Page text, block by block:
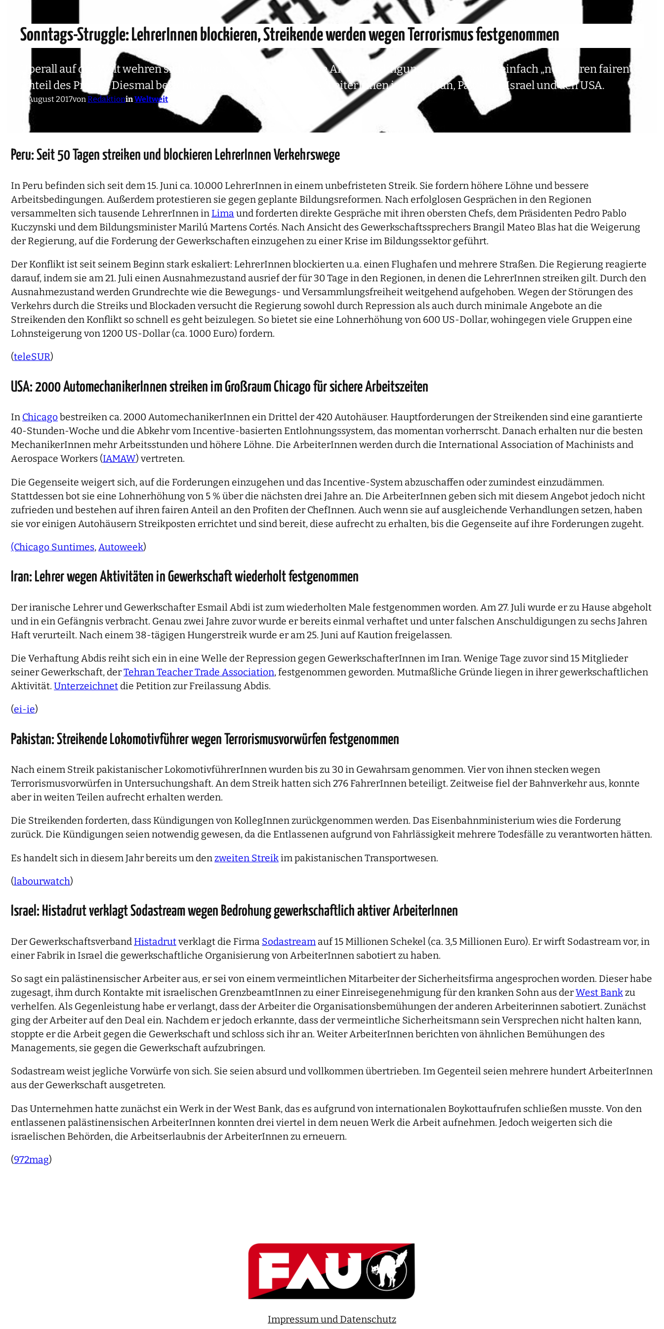
Sonntags-Struggle: LehrerInnen blockieren, Streikende werden wegen Terrorismus festgenommen
Überall auf der Welt wehren sich ArbeiterInnen gegen miese Arbeitsbedingungen oder wollen einfach „nur“ ihren fairen
Anteil des Profits. Diesmal berichten wir von kämpfenden ArbeiterInnen in Peru, Iran, Pakistan, Israel und den USA.
6. August 2017vonRedaktioninWeltweit
Peru: Seit 50 Tagen streiken und blockieren LehrerInnen Verkehrswege
In Peru befinden sich seit dem 15. Juni ca. 10.000 LehrerInnen in einem unbefristeten Streik. Sie fordern höhere Löhne und bessere
Arbeitsbedingungen. Außerdem protestieren sie gegen geplante Bildungsreformen. Nach erfolglosen Gesprächen in den Regionen
versammelten sich tausende LehrerInnen in Limaund forderten direkte Gespräche mit ihren obersten Chefs, dem Präsidenten Pedro Pablo
Kuczynski und dem Bildungsminister Marilú Martens Cortés. Nach Ansicht des Gewerkschaftssprechers Brangil Mateo Blas hat die Weigerung
der Regierung, auf die Forderung der Gewerkschaften einzugehen zu einer Krise im Bildungssektor geführt.
Der Konflikt ist seit seinem Beginn stark eskaliert: LehrerInnen blockierten u.a. einen Flughafen und mehrere Straßen. Die Regierung reagierte
darauf, indem sie am 21. Juli einen Ausnahmezustand ausrief der für 30 Tage in den Regionen, in denen die LehrerInnen streiken gilt. Durch den
Ausnahmezustand werden Grundrechte wie die Bewegungs- und Versammlungsfreiheit weitgehend aufgehoben. Wegen der Störungen des
Verkehrs durch die Streiks und Blockaden versucht die Regierung sowohl durch Repression als auch durch minimale Angebote an die
Streikenden den Konflikt so schnell es geht beizulegen. So bietet sie eine Lohnerhöhung von 600 US-Dollar, wohingegen viele Gruppen eine
Lohnsteigerung von 1200 US-Dollar (ca. 1000 Euro) fordern.
(teleSUR)
USA: 2000 AutomechanikerInnen streiken im Großraum Chicago für sichere Arbeitszeiten
In Chicagobestreiken ca. 2000 AutomechanikerInnen ein Drittel der 420 Autohäuser. Hauptforderungen der Streikenden sind eine garantierte
40-Stunden-Woche und die Abkehr vom Incentive-basierten Entlohnungssystem, das momentan vorherrscht. Danach erhalten nur die besten
MechanikerInnen mehr Arbeitsstunden und höhere Löhne. Die ArbeiterInnen werden durch die International Association of Machinists and
Aerospace Workers (IAMAW) vertreten.
Die Gegenseite weigert sich, auf die Forderungen einzugehen und das Incentive-System abzuschaffen oder zumindest einzudämmen.
Stattdessen bot sie eine Lohnerhöhung von 5 % über die nächsten drei Jahre an. Die ArbeiterInnen geben sich mit diesem Angebot jedoch nicht
zufrieden und bestehen auf ihren fairen Anteil an den Profiten der ChefInnen. Auch wenn sie auf ausgleichende Verhandlungen setzen, haben
sie vor einigen Autohäusern Streikposten errichtet und sind bereit, diese aufrecht zu erhalten, bis die Gegenseite auf ihre Forderungen zugeht.
(Chicago Suntimes,Autoweek)
Iran: Lehrer wegen Aktivitäten in Gewerkschaft wiederholt festgenommen
Der iranische Lehrer und Gewerkschafter Esmail Abdi ist zum wiederholten Male festgenommen worden. Am 27. Juli wurde er zu Hause abgeholt
und in ein Gefängnis verbracht. Genau zwei Jahre zuvor wurde er bereits einmal verhaftet und unter falschen Anschuldigungen zu sechs Jahren
Haft verurteilt. Nach einem 38-tägigen Hungerstreik wurde er am 25. Juni auf Kaution freigelassen.
Die Verhaftung Abdis reiht sich ein in eine Welle der Repression gegen GewerkschafterInnen im Iran. Wenige Tage zuvor sind 15 Mitglieder
seiner Gewerkschaft, derTehran Teacher Trade Association, festgenommen geworden. Mutmaßliche Gründe liegen in ihrer gewerkschaftlichen
Aktivität.Unterzeichnet die Petition zur Freilassung Abdis.
(ei-ie)
Pakistan: Streikende Lokomotivführer wegen Terrorismusvorwürfen festgenommen
Nach einem Streik pakistanischer LokomotivführerInnen wurden bis zu 30 in Gewahrsam genommen. Vier von ihnen stecken wegen
Terrorismusvorwürfen in Untersuchungshaft. An dem Streik hatten sich 276 FahrerInnen beteiligt. Zeitweise fiel der Bahnverkehr aus, konnte
aber in weiten Teilen aufrecht erhalten werden.
Die Streikenden forderten, dass Kündigungen von KollegInnen zurückgenommen werden. Das Eisenbahnministerium wies die Forderung
zurück. Die Kündigungen seien notwendig gewesen, da die Entlassenen aufgrund von Fahrlässigkeit mehrere Todesfälle zu verantworten hätten.
Es handelt sich in diesem Jahr bereits um denzweiten Streikim pakistanischen Transportwesen.
(labourwatch)
Israel: Histadrut verklagt Sodastream wegen Bedrohung gewerkschaftlich aktiver ArbeiterInnen
Der Gewerkschaftsverband Histadrutverklagt die Firma Sodastream auf 15 Millionen Schekel (ca. 3,5 Millionen Euro). Er wirft Sodastream vor, in
einer Fabrik in Israel die gewerkschaftliche Organisierung von ArbeiterInnen sabotiert zu haben.
So sagt ein palästinensischer Arbeiter aus, er sei von einem vermeintlichen Mitarbeiter der Sicherheitsfirma angesprochen worden. Dieser habe
zugesagt, ihm durch Kontakte mit israelischen GrenzbeamtInnen zu einer Einreisegenehmigung für den kranken Sohn aus derWest Bankzu
verhelfen. Als Gegenleistung habe er verlangt, dass der Arbeiter die Organisationsbemühungen der anderen Arbeiterinnen sabotiert. Zunächst
ging der Arbeiter auf den Deal ein. Nachdem er jedoch erkannte, dass der vermeintliche Sicherheitsmann sein Versprechen nicht halten kann,
stoppte er die Arbeit gegen die Gewerkschaft und schloss sich ihr an. Weiter ArbeiterInnen berichten von ähnlichen Bemühungen des
Managements, sie gegen die Gewerkschaft aufzubringen.
Sodastream weist jegliche Vorwürfe von sich. Sie seien absurd und vollkommen übertrieben. Im Gegenteil seien mehrere hundert ArbeiterInnen
aus der Gewerkschaft ausgetreten.
Das Unternehmen hatte zunächst ein Werk in der West Bank, das es aufgrund von internationalen Boykottaufrufen schließen musste. Von den
entlassenen palästinensischen ArbeiterInnen konnten drei viertel in dem neuen Werk die Arbeit aufnehmen. Jedoch weigerten sich die
israelischen Behörden, die Arbeitserlaubnis der ArbeiterInnen zu erneuern.
(972mag)
Impressum und Datenschutz